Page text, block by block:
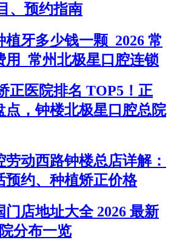
、预约指南
牙多少钱一颗_2026 常
用_常州北极星口腔连锁
正医院排名 TOP5！正
点，钟楼北极星口腔总院
动西路钟楼总店详解：
预约、种植矫正价格
店地址大全 2026 最新
分布一览